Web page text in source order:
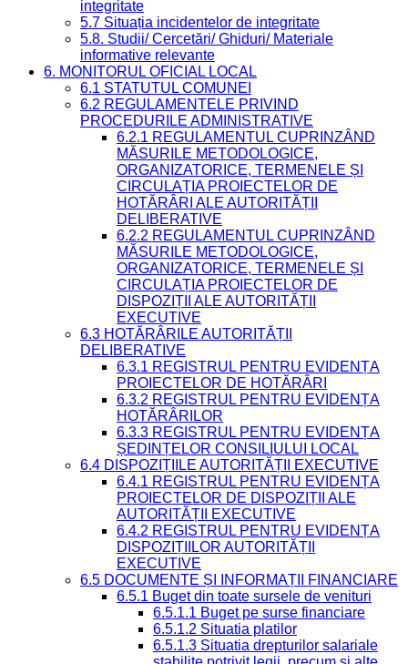
integritate
5.7 Situația incidentelor de integritate
5.8. Studii/ Cercetări/ Ghiduri/ Materiale
informative relevante
6. MONITORUL OFICIAL LOCAL
6.1 STATUTUL COMUNEI
6.2 REGULAMENTELE PRIVIND
PROCEDURILE ADMINISTRATIVE
6.2.1 REGULAMENTUL CUPRINZÂND
MĂSURILE METODOLOGICE,
ORGANIZATORICE, TERMENELE ȘI
CIRCULAȚIA PROIECTELOR DE
HOTĂRÂRI ALE AUTORITĂȚII
DELIBERATIVE
6.2.2 REGULAMENTUL CUPRINZÂND
MĂSURILE METODOLOGICE,
ORGANIZATORICE, TERMENELE ȘI
CIRCULAȚIA PROIECTELOR DE
DISPOZIȚII ALE AUTORITĂȚII
EXECUTIVE
6.3 HOTĂRÂRILE AUTORITĂȚII
DELIBERATIVE
6.3.1 REGISTRUL PENTRU EVIDENȚA
PROIECTELOR DE HOTĂRÂRI
6.3.2 REGISTRUL PENTRU EVIDENȚA
HOTĂRÂRILOR
6.3.3 REGISTRUL PENTRU EVIDENȚA
ȘEDINȚELOR CONSILIULUI LOCAL
6.4 DISPOZIȚIILE AUTORITĂȚII EXECUTIVE
6.4.1 REGISTRUL PENTRU EVIDENȚA
PROIECTELOR DE DISPOZIȚII ALE
AUTORITĂȚII EXECUTIVE
6.4.2 REGISTRUL PENTRU EVIDENȚA
DISPOZIȚIILOR AUTORITĂȚII
EXECUTIVE
6.5 DOCUMENTE ȘI INFORMAȚII FINANCIARE
6.5.1 Buget din toate sursele de venituri
6.5.1.1 Buget pe surse financiare
6.5.1.2 Situatia platilor
6.5.1.3 Situatia drepturilor salariale